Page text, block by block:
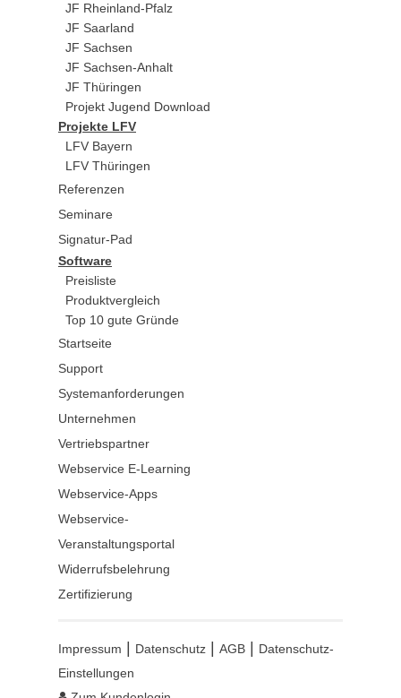
JF Rheinland-Pfalz
JF Saarland
JF Sachsen
JF Sachsen-Anhalt
JF Thüringen
Projekt Jugend Download
Projekte LFV
LFV Bayern
LFV Thüringen
Referenzen
Seminare
Signatur-Pad
Software
Preisliste
Produktvergleich
Top 10 gute Gründe
Startseite
Support
Systemanforderungen
Unternehmen
Vertriebspartner
Webservice E-Learning
Webservice-Apps
Webservice-
Veranstaltungsportal
Widerrufsbelehrung
Zertifizierung
Impressum Datenschutz AGB
Datenschutz-
Einstellungen